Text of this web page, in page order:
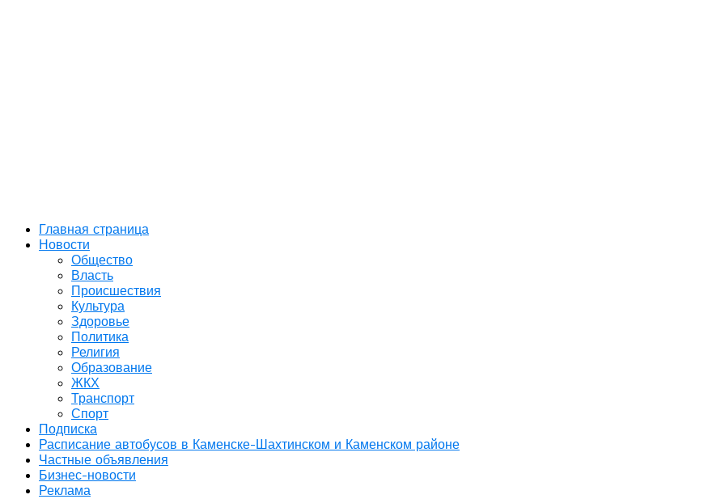
Главная страница
Новости
Общество
Власть
Происшествия
Культура
Здоровье
Политика
Религия
Образование
ЖКХ
Транспорт
Спорт
Подписка
Расписание автобусов в Каменске-Шахтинском и Каменском районе
Частные объявления
Бизнес-новости
Реклама